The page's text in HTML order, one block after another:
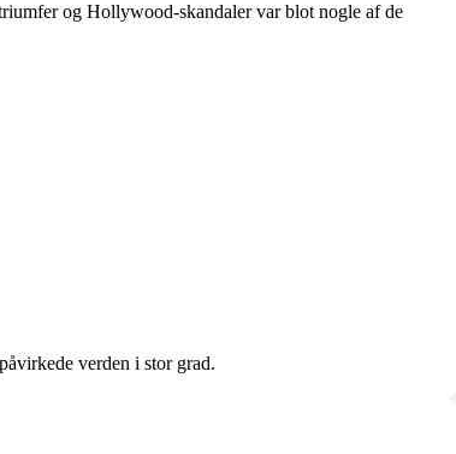
og Hollywood-skandaler var blot nogle af de
verden i stor grad.